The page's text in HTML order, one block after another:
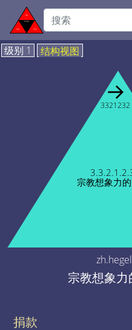
级别 1 结构视图
宗教想象力
→
3321232
宗教想象
捐款